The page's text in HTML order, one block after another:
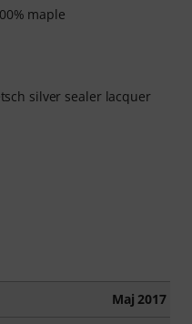
maple
silver sealer lacquer
Maj 2017